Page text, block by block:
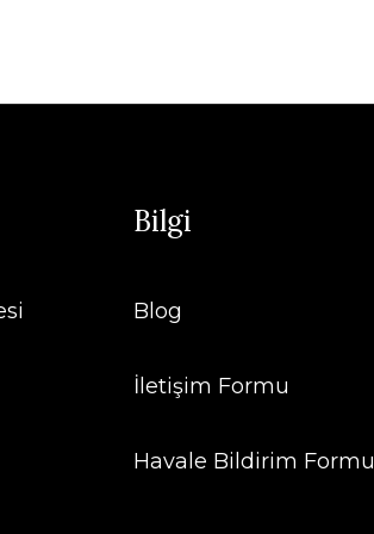
Bilgi
Blog
İletişim Formu
Havale Bildirim Formu